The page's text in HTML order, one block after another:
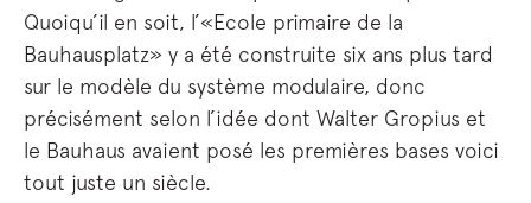
Quoiqu’il en soit, l’«Ecole primaire de la
Bauhausplatz» y a été construite six ans plus tard
sur le modèle du système modulaire, donc
précisément selon l’idée dont Walter Gropius et
le Bauhaus avaient posé les premières bases voici
tout juste un siècle.